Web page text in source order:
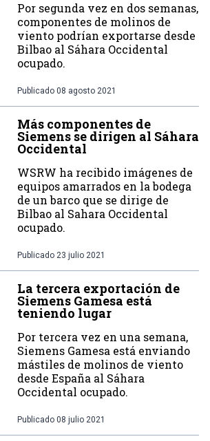
Por segunda vez en dos semanas,
componentes de molinos de
viento podrían exportarse desde
Bilbao al Sáhara Occidental
ocupado.
Publicado 08 agosto 2021
Más componentes de
Siemens se dirigen al Sáhara
Occidental
WSRW ha recibido imágenes de
equipos amarrados en la bodega
de un barco que se dirige de
Bilbao al Sahara Occidental
ocupado.
Publicado 23 julio 2021
La tercera exportación de
Siemens Gamesa está
teniendo lugar
Por tercera vez en una semana,
Siemens Gamesa está enviando
mástiles de molinos de viento
desde España al Sáhara
Occidental ocupado.
Publicado 08 julio 2021